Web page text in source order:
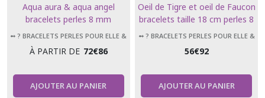
Aqua aura & aqua angel
bracelets perles 8 mm
➻ ? BRACELETS PERLES POUR ELLE &
À PARTIR DE 72€86
AJOUTER AU PANIER
Oeil de Tigre et oeil de Faucon
bracelets taille 18 cm perles 8
mm
➻ ? BRACELETS PERLES POUR ELLE &
56€92
AJOUTER AU PANIER